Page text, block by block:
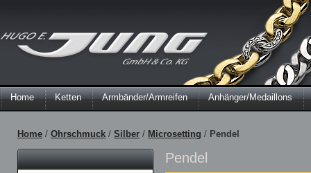
Home Ketten Armbänder/Armreifen Anhänger/Medaillons
Home / Ohrschmuck / Silber / Microsetting / Pendel
Pendel